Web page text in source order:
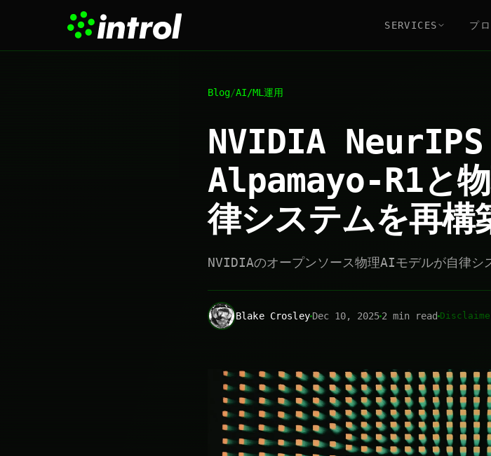
SERVICES プ
Blog/AI/ML運用
NVIDIA NeurIPS
Alpamayo-R1と
律システムを再構
NVIDIAのオープンソース物理AIモデルが自律シ
Blake CrosleyDec 10, 20252 min read